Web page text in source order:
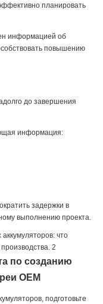
планировать
информацией об
повышению
до завершения
информация:
задержки в
выполнению проекта.
по созданию
OEM
подготовьте